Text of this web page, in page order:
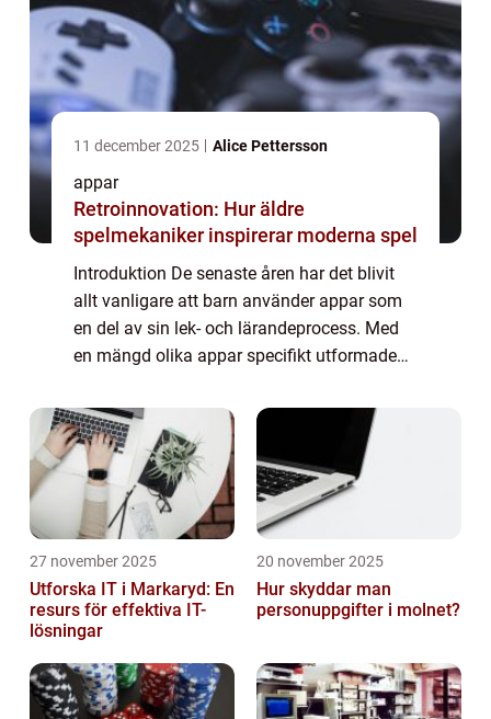
11 december 2025 Alice Pettersson
appar
Retroinnovation: Hur äldre
spelmekaniker inspirerar moderna spel
Introduktion De senaste åren har det blivit
allt vanligare att barn använder appar som
en del av sin lek- och lärandeprocess. Med
en mängd olika appar specifikt utformade
del av deras vardag. Denna ar...
27 november 2025
Utforska IT i Markaryd: En
resurs för effektiva IT-
lösningar
20 november 2025
Hur skyddar man
personuppgifter i molnet?